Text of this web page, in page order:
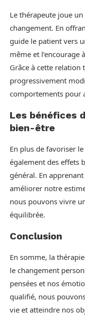
Le thérapeute joue
changement. En
guide le patient vers
même et l’encourage
Grâce à cette
progressivement
comportements pour
Les bénéfices
bien-être
En plus de favoriser
également des effets
général. En
améliorer notre
nous pouvons vivre
équilibrée.
Conclusion
En somme, la
le changement
pensées et nos
qualifié, nous
vie et atteindre nos